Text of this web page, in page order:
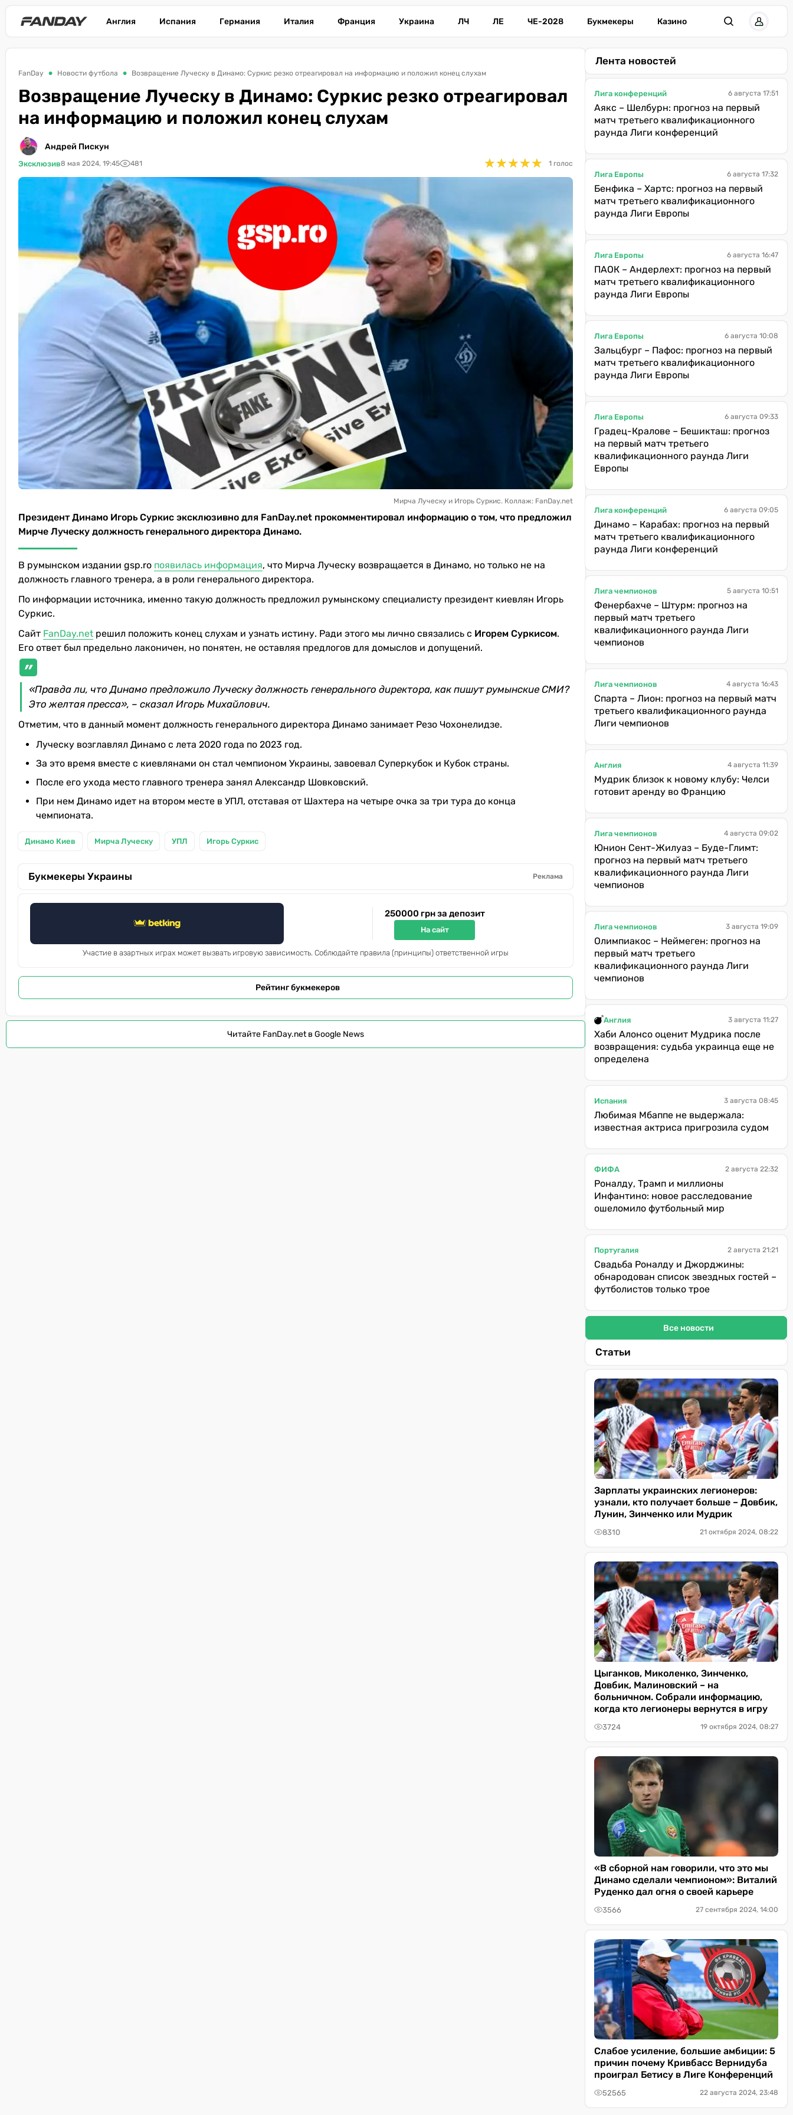
Англия Испания Германия Италия Франция Украина ЛЧ ЛЕ ЧЕ-2028 Букмекеры Казино
FanDay Новости футбола Возвращение Луческу в Динамо: Суркис резко отреагировал на информацию и положил конец слухам
Возвращение Луческу в Динамо: Суркис резко отреагировал
на информацию и положил конец слухам
Андрей Пискун
Эксклюзив8 мая 2024, 19:45 481 ★★★★★
★★★★★ 1 голос
Мирча Луческу и Игорь Суркис. Коллаж: FanDay.net
Президент Динамо Игорь Суркис эксклюзивно для FanDay.net прокомментировал информацию о том, что предложил
Мирче Луческу должность генерального директора Динамо.
В румынском издании gsp.ro появилась информация, что Мирча Луческу возвращается в Динамо, но только не на
должность главного тренера, а в роли генерального директора.
По информации источника, именно такую должность предложил румынскому специалисту президент киевлян Игорь
Суркис.
Сайт FanDay.net решил положить конец слухам и узнать истину. Ради этого мы лично связались с Игорем Суркисом.
Его ответ был предельно лаконичен, но понятен, не оставляя предлогов для домыслов и допущений.
«Правда ли, что Динамо предложило Луческу должность генерального директора, как пишут румынские СМИ?
Это желтая пресса», – сказал Игорь Михайлович.
Отметим, что в данный момент должность генерального директора Динамо занимает Резо Чохонелидзе.
Луческу возглавлял Динамо с лета 2020 года по 2023 год.
За это время вместе с киевлянами он стал чемпионом Украины, завоевал Суперкубок и Кубок страны.
После его ухода место главного тренера занял Александр Шовковский.
При нем Динамо идет на втором месте в УПЛ, отставая от Шахтера на четыре очка за три тура до конца
чемпионата.
Динамо Киев Мирча Луческу УПЛ Игорь Суркис
Букмекеры Украины Реклама
250000 грн за депозит
На сайт
Участие в азартных играх может вызвать игровую зависимость. Соблюдайте правила (принципы) ответственной игры
Рейтинг букмекеров
Читайте FanDay.net в Google News
Лента новостей
Лига конференций 6 августа 17:51
Аякс – Шелбурн: прогноз на первый
матч третьего квалификационного
раунда Лиги конференций
Лига Европы 6 августа 17:32
Бенфика – Хартс: прогноз на первый
матч третьего квалификационного
раунда Лиги Европы
Лига Европы 6 августа 16:47
ПАОК – Андерлехт: прогноз на первый
матч третьего квалификационного
раунда Лиги Европы
Лига Европы 6 августа 10:08
Зальцбург – Пафос: прогноз на первый
матч третьего квалификационного
раунда Лиги Европы
Лига Европы 6 августа 09:33
Градец-Кралове – Бешикташ: прогноз
на первый матч третьего
квалификационного раунда Лиги
Европы
Лига конференций 6 августа 09:05
Динамо – Карабах: прогноз на первый
матч третьего квалификационного
раунда Лиги конференций
Лига чемпионов 5 августа 10:51
Фенербахче – Штурм: прогноз на
первый матч третьего
квалификационного раунда Лиги
чемпионов
Лига чемпионов 4 августа 16:43
Спарта – Лион: прогноз на первый матч
третьего квалификационного раунда
Лиги чемпионов
Англия 4 августа 11:39
Мудрик близок к новому клубу: Челси
готовит аренду во Францию
Лига чемпионов 4 августа 09:02
Юнион Сент-Жилуаз – Буде-Глимт:
прогноз на первый матч третьего
квалификационного раунда Лиги
чемпионов
Лига чемпионов 3 августа 19:09
Олимпиакос – Неймеген: прогноз на
первый матч третьего
квалификационного раунда Лиги
чемпионов
Англия 3 августа 11:27
Хаби Алонсо оценит Мудрика после
возвращения: судьба украинца еще не
определена
Испания 3 августа 08:45
Любимая Мбаппе не выдержала:
известная актриса пригрозила судом
ФИФА 2 августа 22:32
Роналду, Трамп и миллионы
Инфантино: новое расследование
ошеломило футбольный мир
Португалия 2 августа 21:21
Свадьба Роналду и Джорджины:
обнародован список звездных гостей –
футболистов только трое
Все новости
Статьи
Зарплаты украинских легионеров:
узнали, кто получает больше – Довбик,
Лунин, Зинченко или Мудрик
8310 21 октября 2024, 08:22
Цыганков, Миколенко, Зинченко,
Довбик, Малиновский – на
больничном. Собрали информацию,
когда кто легионеры вернутся в игру
3724 19 октября 2024, 08:27
«В сборной нам говорили, что это мы
Динамо сделали чемпионом»: Виталий
Руденко дал огня о своей карьере
3566 27 сентября 2024, 14:00
Слабое усиление, большие амбиции: 5
причин почему Кривбасс Вернидуба
проиграл Бетису в Лиге Конференций
52565 22 августа 2024, 23:48